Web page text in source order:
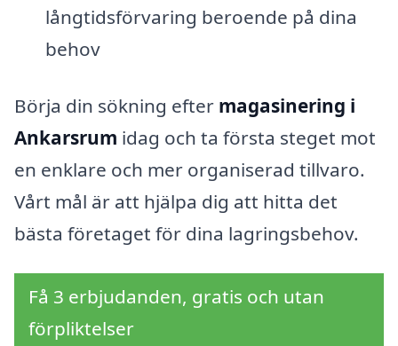
långtidsförvaring beroende på dina
behov
Börja din sökning efter magasinering i
Ankarsrum idag och ta första steget mot
en enklare och mer organiserad tillvaro.
Vårt mål är att hjälpa dig att hitta det
bästa företaget för dina lagringsbehov.
Få 3 erbjudanden, gratis och utan
förpliktelser